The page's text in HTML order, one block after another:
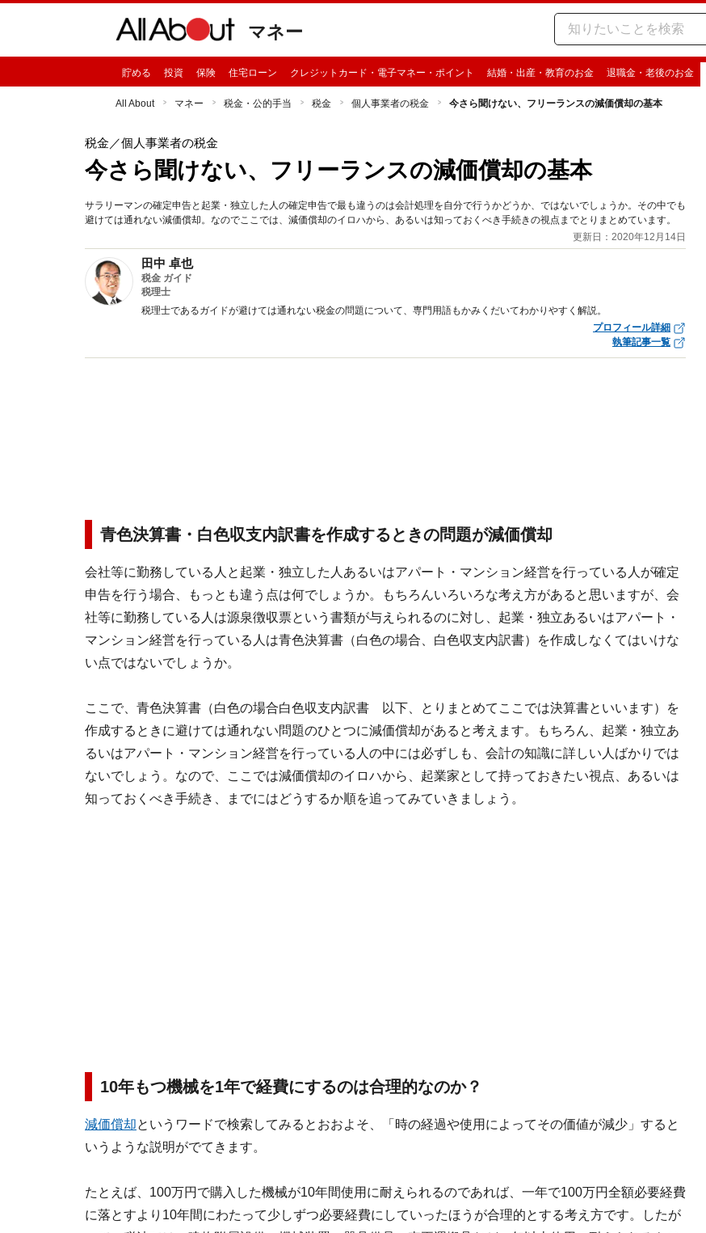
マネー
貯める 投資 保険 住宅ローン クレジットカード・電子マネー・ポイント 結婚・出産・教育のお金 退職金・老後のお金
All About マネー 税金・公的手当 税金 個人事業者の税金 今さら聞けない、フリーランスの減価償却の基本
税金 ／個人事業者の税金
今さら聞けない、フリーランスの減価償却の基本
サラリーマンの確定申告と起業・独立した人の確定申告で最も違うのは会計処理を自分で行うかどうか、ではないでしょうか。その中でも
避けては通れない減価償却。なのでここでは、減価償却のイロハから、あるいは知っておくべき手続きの視点までとりまとめています。
更新日：2020年12月14日
田中 卓也
税金 ガイド
税理士
税理士であるガイドが避けては通れない税金の問題について、専門用語もかみくだいてわかりやすく解説。
プロフィール詳細
執筆記事一覧
青色決算書・白色収支内訳書を作成するときの問題が減価償却
会社等に勤務している人と起業・独立した人あるいはアパート・マンション経営を行っている人が確定
申告を行う場合、もっとも違う点は何でしょうか。もちろんいろいろな考え方があると思いますが、会
社等に勤務している人は源泉徴収票という書類が与えられるのに対し、起業・独立あるいはアパート・
マンション経営を行っている人は青色決算書（白色の場合、白色収支内訳書）を作成しなくてはいけな
い点ではないでしょうか。
ここで、青色決算書（白色の場合白色収支内訳書 以下、とりまとめてここでは決算書といいます）を
作成するときに避けては通れない問題のひとつに減価償却があると考えます。もちろん、起業・独立あ
るいはアパート・マンション経営を行っている人の中には必ずしも、会計の知識に詳しい人ばかりでは
ないでしょう。なので、ここでは減価償却のイロハから、起業家として持っておきたい視点、あるいは
知っておくべき手続き、までにはどうするか順を追ってみていきましょう。
10年もつ機械を1年で経費にするのは合理的なのか？
減価償却というワードで検索してみるとおおよそ、「時の経過や使用によってその価値が減少」すると
いうような説明がでてきます。
たとえば、100万円で購入した機械が10年間使用に耐えられるのであれば、一年で100万円全額必要経費
に落とすより10年間にわたって少しずつ必要経費にしていったほうが合理的とする考え方です。したが